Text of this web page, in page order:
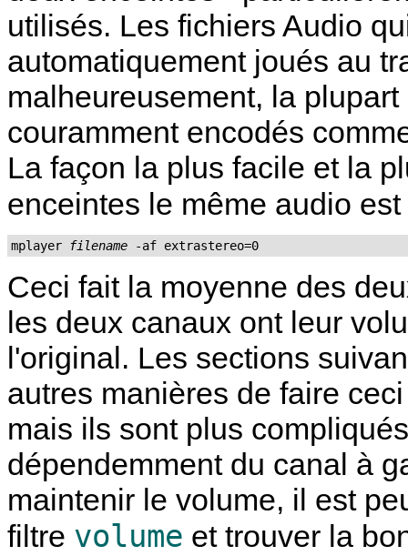
utilisés. Les fichiers Audio
automatiquement joués au
malheureusement, la
couramment encodés
La façon la plus facile et la
enceintes le même audio
mplayer filename -af extrastereo=0
Ceci fait la moyenne des
les deux canaux ont leur
l'original. Les sections
autres manières de faire
mais ils sont plus
dépendemment du canal à
maintenir le volume, il est
filtre volume et trouver la